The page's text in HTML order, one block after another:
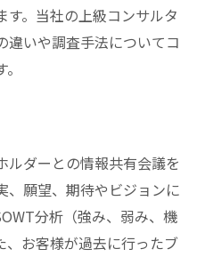
す。当社の上級コンサルタ
違いや調査手法についてコ
ルダーとの情報共有会議を
、願望、期待やビジョンに
分析（強み、弱み、機
、お客様が過去に行ったブ